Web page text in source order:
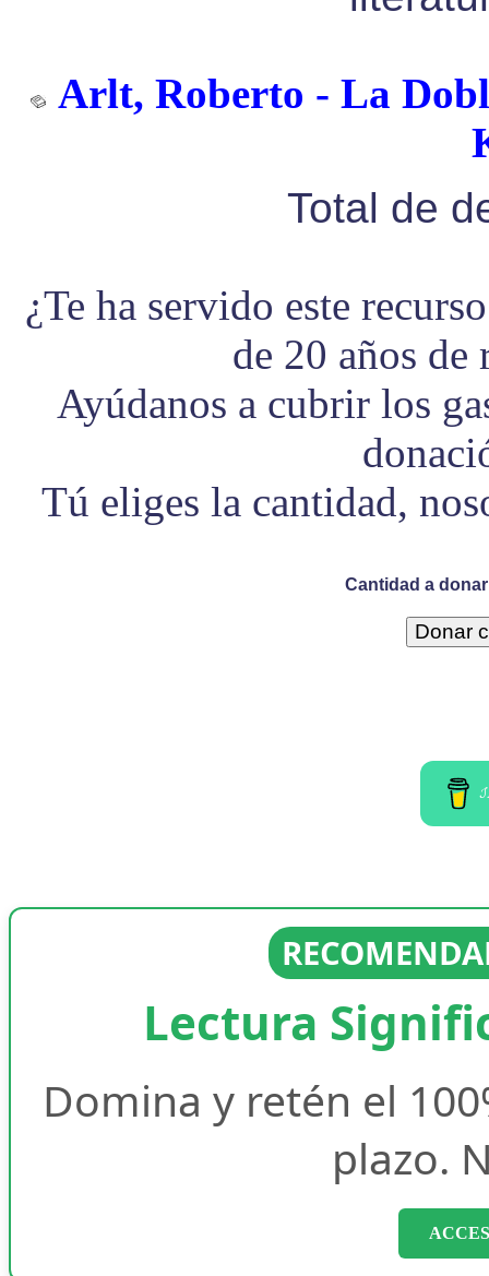
Arlt, Roberto - La
Total de
¿Te ha servido este
de 20 años
Ayúdanos a cubrir los
Tú eliges la cantidad,
Cantidad a
Lectura
Domina y retén el
plazo.